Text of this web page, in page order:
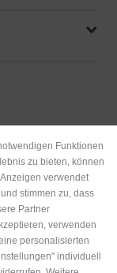
Funktionen
zu bieten, können
verwendet
stimmen zu, dass
Partner
verwenden
personalisierten
individuell